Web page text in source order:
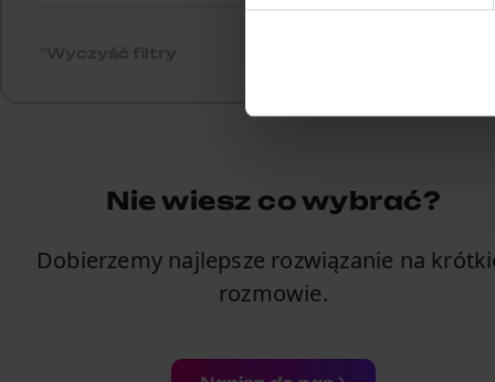
Wyczyść filtry
Nie wiesz co wybrać?
Dobierzemy najlepsze rozwiązanie na
rozmowie.